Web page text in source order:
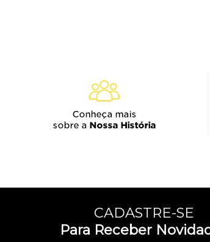
CADASTRE-SE
Para Receber